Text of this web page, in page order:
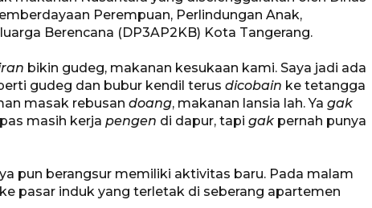
Perempuan, Perlindungan Anak,
Berencana (DP3AP2KB) Kota Tangerang.
bikin gudeg, makanan kesukaan kami. Saya jadi ada
gudeg dan bubur kendil terus dicobain ke tetangga
masak rebusan doang, makanan lansia lah. Ya gak
masih kerja pengen di dapur, tapi gak pernah punya
pun berangsur memiliki aktivitas baru. Pada malam
pasar induk yang terletak di seberang apartemen